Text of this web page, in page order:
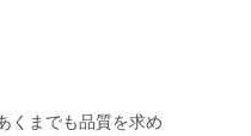
くまでも品質を求め